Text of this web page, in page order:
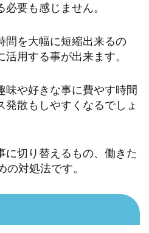
要も感じません。
間を大幅に短縮出来るの
用する事が出来ます。
味や好きな事に費やす時間
散もしやすくなるでしょ
に切り替えるもの、働きた
の対処法です。